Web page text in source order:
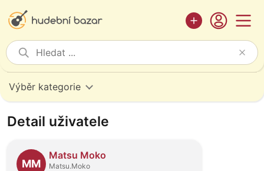
Výběr kategorie
Detail uživatele
MM
Matsu Moko
Matsu.Moko